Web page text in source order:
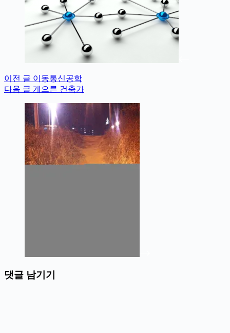
이전 글 이동통신공학
다음 글 게으른 건축가
댓글 남기기